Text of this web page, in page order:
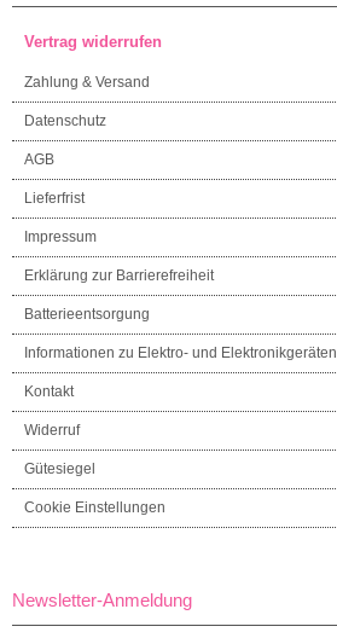
Vertrag widerrufen
Zahlung & Versand
Datenschutz
AGB
Lieferfrist
Impressum
Erklärung zur Barrierefreiheit
Batterieentsorgung
Informationen zu Elektro- und Elektronikgeräten
Kontakt
Widerruf
Gütesiegel
Cookie Einstellungen
Newsletter-Anmeldung